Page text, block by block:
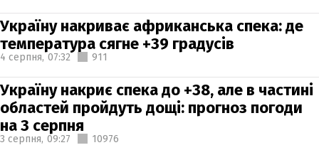
Україну накриває африканська спека: де
температура сягне +39 градусів
4 серпня, 07:32 911
Україну накриє спека до +38, але в частині
областей пройдуть дощі: прогноз погоди
на 3 серпня
3 серпня, 09:27 10976